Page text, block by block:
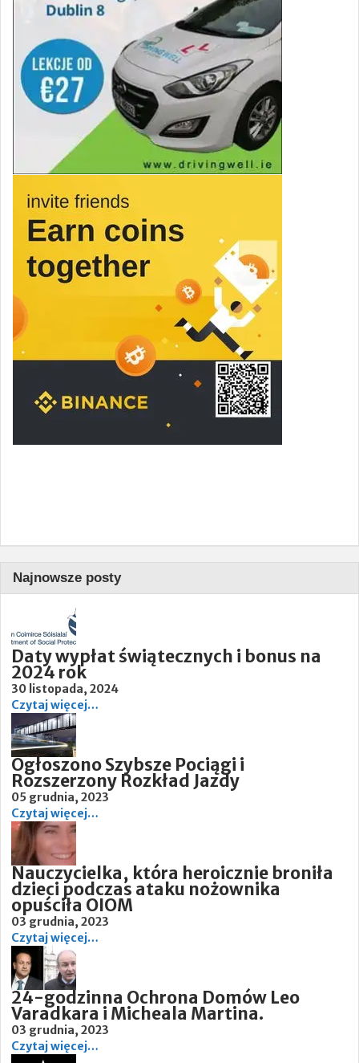
Najnowsze posty
Daty wypłat świątecznych i bonus na
2024 rok
30 listopada, 2024
Czytaj więcej…
Ogłoszono Szybsze Pociągi i
Rozszerzony Rozkład Jazdy
05 grudnia, 2023
Czytaj więcej…
Nauczycielka, która heroicznie broniła
dzieci podczas ataku nożownika
opuściła OIOM
03 grudnia, 2023
Czytaj więcej…
24-godzinna Ochrona Domów Leo
Varadkara i Micheala Martina.
03 grudnia, 2023
Czytaj więcej…